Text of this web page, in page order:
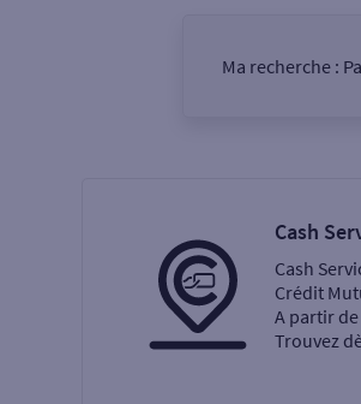
Ma recherche :
Ma
Cash
Cash
Crédit
A partir
Trouvez